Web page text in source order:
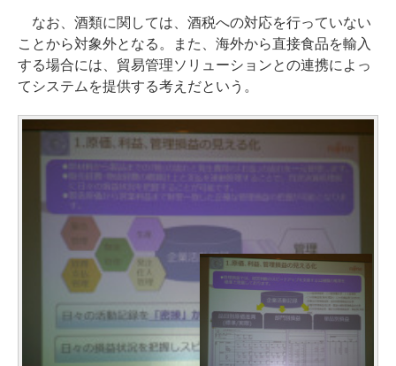
なお、酒類に関しては、酒税への対応を行っていない
ことから対象外となる。また、海外から直接食品を輸入
する場合には、貿易管理ソリューションとの連携によっ
てシステムを提供する考えだという。